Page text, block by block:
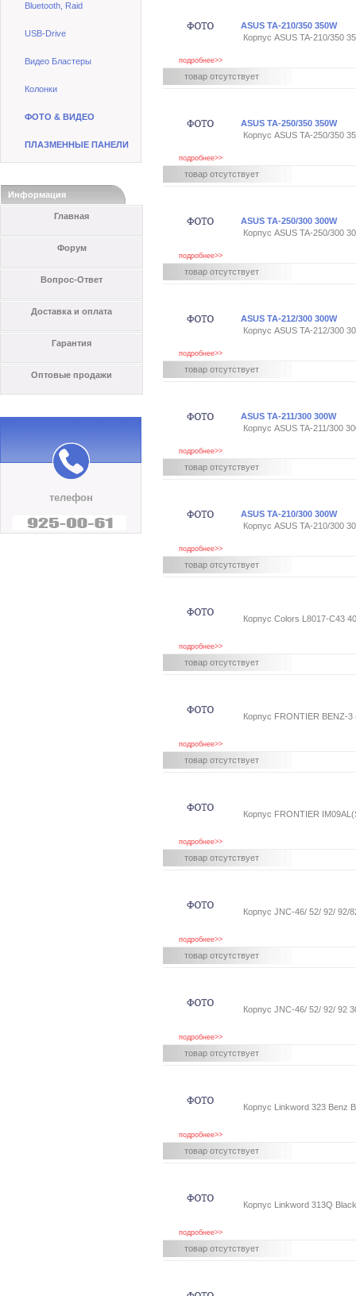
Bluetooth, Raid
USB-Drive
Видео Бластеры
Колонки
ФОТО & ВИДЕО
ПЛАЗМЕННЫЕ ПАНЕЛИ
Информация
Главная
Форум
Вопрос-Ответ
Доставка и оплата
Гарантия
Оптовые продажи
телефон
подробнее>>
ASUS TA-210/350 350W
Корпус ASUS TA-210/350
товар отсутствует
подробнее>>
ASUS TA-250/350 350W
Корпус ASUS TA-250/350
товар отсутствует
подробнее>>
ASUS TA-250/300 300W
Корпус ASUS TA-250/300
товар отсутствует
подробнее>>
ASUS TA-212/300 300W
Корпус ASUS TA-212/300
товар отсутствует
подробнее>>
ASUS TA-211/300 300W
Корпус ASUS TA-211/300
товар отсутствует
подробнее>>
ASUS TA-210/300 300W
Корпус ASUS TA-210/300
товар отсутствует
подробнее>>
Корпус Colors L8017-C43
товар отсутствует
подробнее>>
Корпус FRONTIER BENZ-3
товар отсутствует
подробнее>>
Корпус FRONTIER
товар отсутствует
подробнее>>
Корпус JNC-46/ 52/ 92/ 92/
товар отсутствует
подробнее>>
Корпус JNC-46/ 52/ 92/ 92
товар отсутствует
подробнее>>
Корпус Linkword 323 Benz
товар отсутствует
подробнее>>
Корпус Linkword 313Q
товар отсутствует